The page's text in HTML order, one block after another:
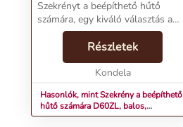
Szekrényt a beépíthető hűtő
számára, egy kiváló választás a
modern konyhákhoz! A balos
kivitelű, fehér/sosna Andersen
színkombinációjú szekrény
praktikus és stílusos kiegészítője...
Részletek
Kondela
Hasonlók, mint Szekrény a beépíthető
hűtő számára D60ZL, balos,
fehér/sosna Andersen, PROVANCE